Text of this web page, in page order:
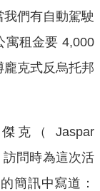
們有自動駕駛
寓租金要 4,000
克式反烏托邦
克（ Jaspar
問時為這次活
簡訊中寫道：